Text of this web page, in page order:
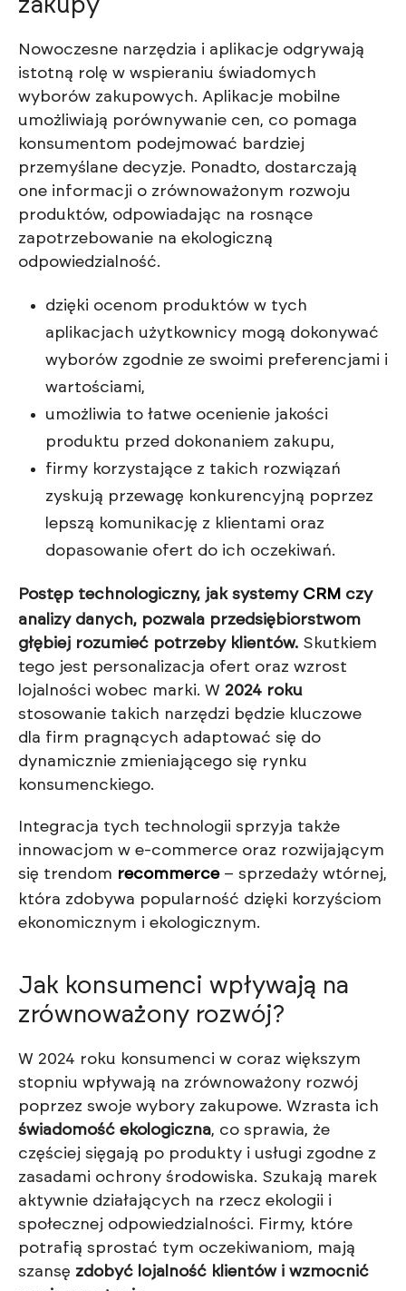
zakupy
Nowoczesne narzędzia i aplikacje odgrywają
istotną rolę w wspieraniu świadomych
wyborów zakupowych. Aplikacje mobilne
umożliwiają porównywanie cen, co pomaga
konsumentom podejmować bardziej
przemyślane decyzje. Ponadto, dostarczają
one informacji o zrównoważonym rozwoju
produktów, odpowiadając na rosnące
zapotrzebowanie na ekologiczną
odpowiedzialność.
dzięki ocenom produktów w tych
aplikacjach użytkownicy mogą dokonywać
wyborów zgodnie ze swoimi preferencjami i
wartościami,
umożliwia to łatwe ocenienie jakości
produktu przed dokonaniem zakupu,
firmy korzystające z takich rozwiązań
zyskują przewagę konkurencyjną poprzez
lepszą komunikację z klientami oraz
dopasowanie ofert do ich oczekiwań.
Postęp technologiczny, jak systemy CRM czy
analizy danych, pozwala przedsiębiorstwom
głębiej rozumieć potrzeby klientów. Skutkiem
tego jest personalizacja ofert oraz wzrost
lojalności wobec marki. W 2024 roku
stosowanie takich narzędzi będzie kluczowe
dla firm pragnących adaptować się do
dynamicznie zmieniającego się rynku
konsumenckiego.
Integracja tych technologii sprzyja także
innowacjom w e-commerce oraz rozwijającym
się trendom recommerce– sprzedaży wtórnej,
która zdobywa popularność dzięki korzyściom
ekonomicznym i ekologicznym.
Jak konsumenci wpływają na
zrównoważony rozwój?
W 2024 roku konsumenci w coraz większym
stopniu wpływają na zrównoważony rozwój
poprzez swoje wybory zakupowe. Wzrasta ich
świadomość ekologiczna, co sprawia, że
częściej sięgają po produkty i usługi zgodne z
zasadami ochrony środowiska. Szukają marek
aktywnie działających na rzecz ekologii i
społecznej odpowiedzialności. Firmy, które
potrafią sprostać tym oczekiwaniom, mają
szansę zdobyć lojalność klientów i wzmocnić